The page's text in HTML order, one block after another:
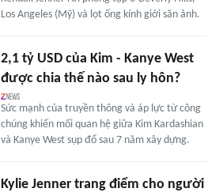
Los Angeles (Mỹ) và lọt ống kính giới săn ảnh.
2,1 tỷ USD của Kim - Kanye West
được chia thế nào sau ly hôn?
Sức mạnh của truyền thông và áp lực từ công
chúng khiến mối quan hệ giữa Kim Kardashian
và Kanye West sụp đổ sau 7 năm xây dựng.
Kylie Jenner trang điểm cho người